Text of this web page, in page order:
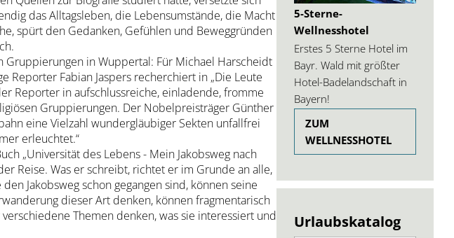
das Alltagsleben, die Lebensumstände, die Macht
spürt den Gedanken, Gefühlen und Beweggründen
in Wuppertal: Für Michael Harscheidt
Reporter Fabian Jaspers recherchiert in „Die Leute
Reporter in aufschlussreiche, einladende, fromme
Gruppierungen. Der Nobelpreisträger Günther
eine Vielzahl wundergläubiger Sekten unfallfrei
erleuchtet.“
„Universität des Lebens - Mein Jakobsweg nach
Reise. Was er schreibt, richtet er im Grunde an alle,
Jakobsweg schon gegangen sind, können seine
dieser Art denken, können fragmentarisch
Themen denken, was sie interessiert und
5-Sterne-
Wellnesshotel
Erstes 5 Sterne Hotel im
Bayr. Wald mit größter
Hotel-Badelandschaft in
Bayern!
ZUM
WELLNESSHOTEL
Urlaubskatalog